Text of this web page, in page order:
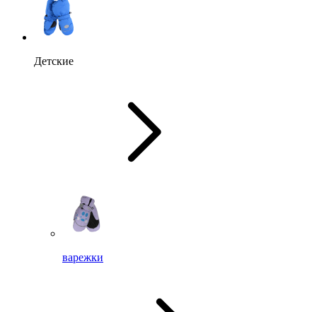
Детские
варежки